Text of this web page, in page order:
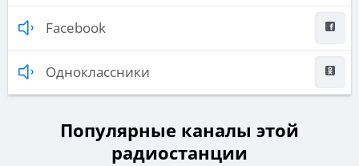
Facebook
Одноклассники
Популярные каналы этой
радиостанции